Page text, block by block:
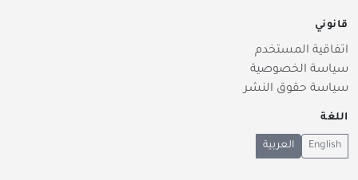
قانوني
اتفاقية المستخدم
سياسة الخصوصية
سياسة حقوق النشر
اللغة
English العربية